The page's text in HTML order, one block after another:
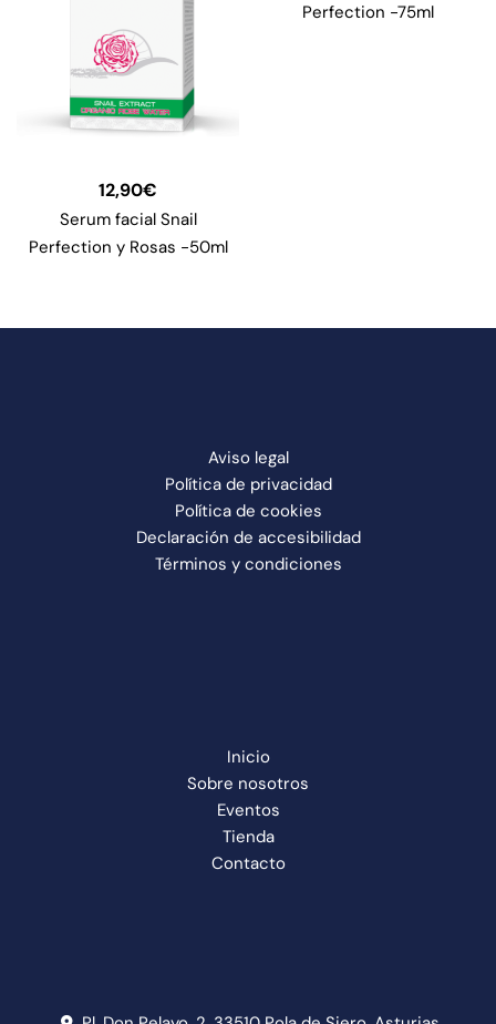
12,90€
Serum facial Snail
Perfection y Rosas -50ml
Perfection -75ml
Aviso legal
Política de privacidad
Política de cookies
Declaración de accesibilidad
Términos y condiciones
Inicio
Sobre nosotros
Eventos
Tienda
Contacto